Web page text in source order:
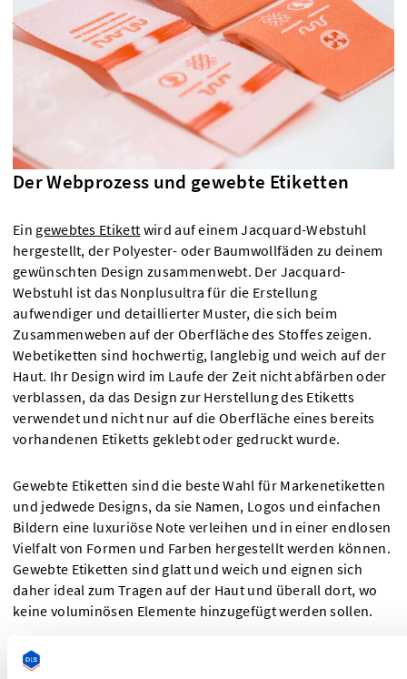
Der Webprozess und gewebte Etiketten
Ein gewebtes Etikett wird auf einem Jacquard-Webstuhl
hergestellt, der Polyester- oder Baumwollfäden zu deinem
gewünschten Design zusammenwebt. Der Jacquard-
Webstuhl ist das Nonplusultra für die Erstellung
aufwendiger und detaillierter Muster, die sich beim
Zusammenweben auf der Oberfläche des Stoffes zeigen.
Webetiketten sind hochwertig, langlebig und weich auf der
Haut. Ihr Design wird im Laufe der Zeit nicht abfärben oder
verblassen, da das Design zur Herstellung des Etiketts
verwendet und nicht nur auf die Oberfläche eines bereits
vorhandenen Etiketts geklebt oder gedruckt wurde.
Gewebte Etiketten sind die beste Wahl für Markenetiketten
und jedwede Designs, da sie Namen, Logos und einfachen
Bildern eine luxuriöse Note verleihen und in einer endlosen
Vielfalt von Formen und Farben hergestellt werden können.
Gewebte Etiketten sind glatt und weich und eignen sich
daher ideal zum Tragen auf der Haut und überall dort, wo
keine voluminösen Elemente hinzugefügt werden sollen.
Bestickte vs. gewebte Labels - welche sind